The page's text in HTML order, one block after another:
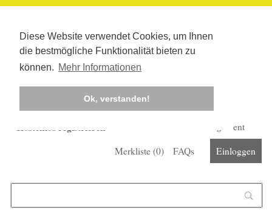
Diese Website verwendet Cookies, um Ihnen
die bestmögliche Funktionalität bieten zu
können. Mehr Informationen
Ok, verstanden!
Kostenlos registrieren
Corona-Management
Merkliste (0) FAQs Einloggen